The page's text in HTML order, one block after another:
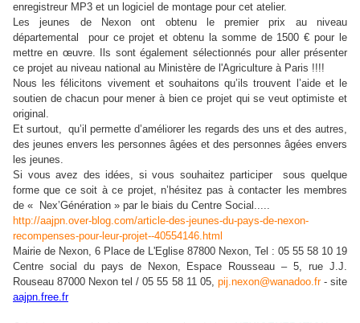
enregistreur MP3 et un logiciel de montage pour cet atelier.
Les jeunes de Nexon ont obtenu le premier prix au niveau
départemental pour ce projet et obtenu la somme de 1500 € pour le
mettre en œuvre. Ils sont également sélectionnés pour aller présenter
ce projet au niveau national au Ministère de l'Agriculture à Paris !!!!
Nous les félicitons vivement et souhaitons qu’ils trouvent l’aide et le
soutien de chacun pour mener à bien ce projet qui se veut optimiste et
original.
Et surtout, qu’il permette d’améliorer les regards des uns et des autres,
des jeunes envers les personnes âgées et des personnes âgées envers
les jeunes.
Si vous avez des idées, si vous souhaitez participer sous quelque
forme que ce soit à ce projet, n’hésitez pas à contacter les membres
de « Nex’Génération » par le biais du Centre Social.....
http://aajpn.over-blog.com/article-des-jeunes-du-pays-de-nexon-
recompenses-pour-leur-projet--40554146.html
Mairie de Nexon, 6 Place de L'Eglise 87800 Nexon, Tel : 05 55 58 10 19
Centre social du pays de Nexon, Espace Rousseau – 5, rue J.J.
Rouseau 87000 Nexon tel / 05 55 58 11 05, pij.nexon@wanadoo.fr- site
aajpn.free.fr